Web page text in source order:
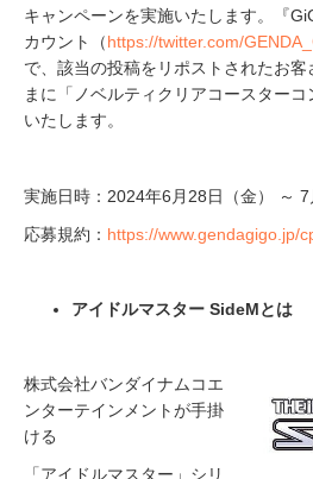
キャンペーンを実施いたします。『
カウント（https://twitter.com/
で、該当の投稿をリポストされたお客
まに「ノベルティクリアコースター
いたします。
実施日時：2024年6月28日（金） ～ 7
応募規約： https://www.gendagigo.jp/
アイドルマスター SideMとは
株式会社バンダイナムコエ
ンターテインメントが手掛
ける
「アイドルマスター」シリ